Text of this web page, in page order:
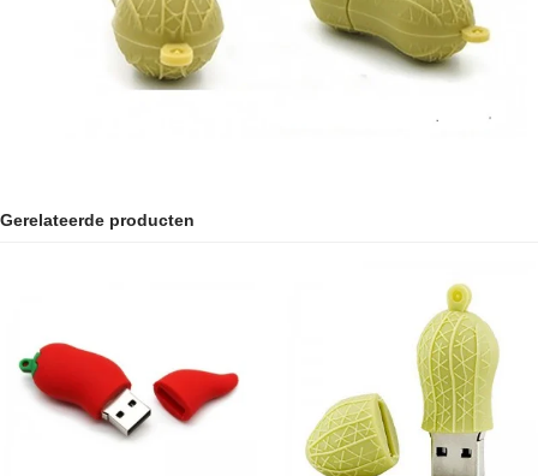
Gerelateerde producten